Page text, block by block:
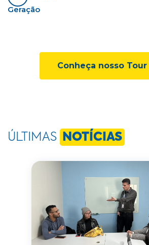
Geração
Conheça nosso Tour
ÚLTIMAS NOTÍCIAS